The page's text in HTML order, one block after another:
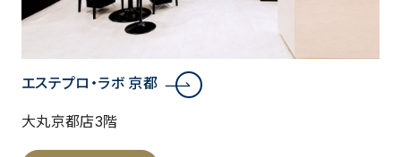
エステプロ・ラボ 京都
大丸京都店3階